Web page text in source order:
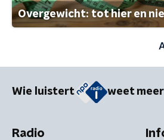
Overgewicht: tot hier en
Wie luistert weet meer
Radio